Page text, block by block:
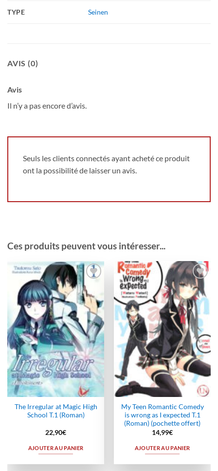
TYPE Seinen
AVIS (0)
Avis
Il n’y a pas encore d’avis.
Seuls les clients connectés ayant acheté ce produit
ont la possibilité de laisser un avis.
Ces produits peuvent vous intéresser...
Ajouter
à la
wishlist
The Irregular at Magic High
School T.1 (Roman)
22,90€
AJOUTER AU PANIER
Ajouter
à la
wishlist
My Teen Romantic Comedy
is wrong as I expected T.1
(Roman) (pochette offert)
14,99€
AJOUTER AU PANIER